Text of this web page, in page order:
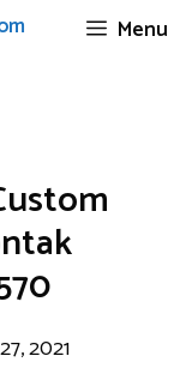
Menu
2021